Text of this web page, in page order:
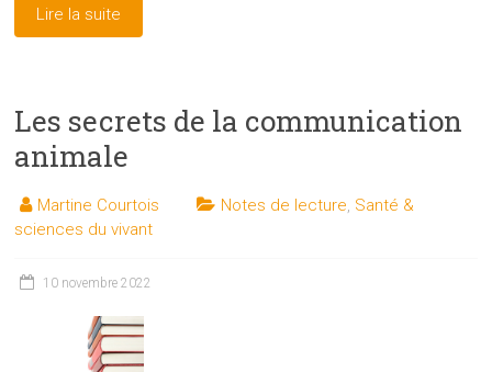
Lire la suite
Les secrets de la communication
animale
Martine Courtois Notes de lecture Santé &
sciences du vivant
10 novembre 2022